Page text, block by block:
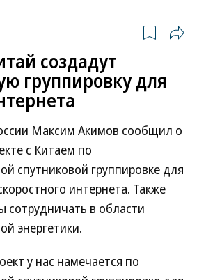
создадут
группировку для
Максим Акимов сообщил о
с Китаем по
спутниковой группировке для
интернета. Также
сотрудничать в области
энергетики.
у нас намечается по